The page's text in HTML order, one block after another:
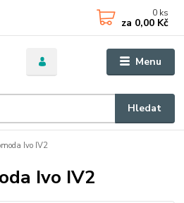
Menu
Hledat
0 ks
za 0,00 Kč
Ivo IV2
Ivo IV2